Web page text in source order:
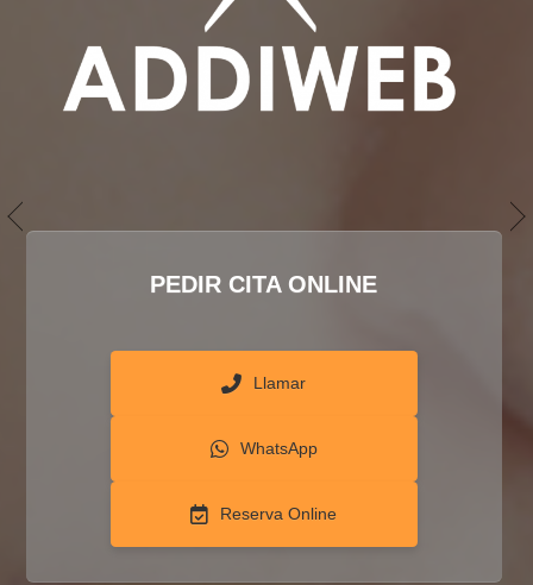
PEDIR CITA ONLINE
Llamar
WhatsApp
Reserva Online